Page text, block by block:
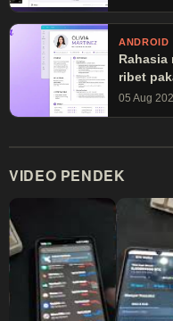
ANDROID
Rahasia
ribet
05 Aug
VIDEO PENDEK